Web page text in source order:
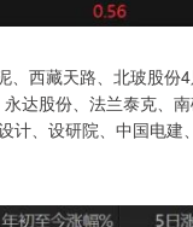
西藏天路、北玻股份4
达股份、法兰泰克、
、设研院、中国电建